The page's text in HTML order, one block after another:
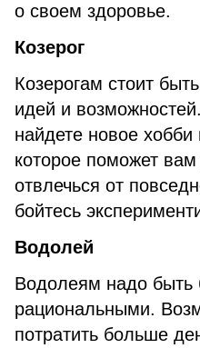
о своем здоровье.
Козерог
Козерогам стоит
идей и
найдете новое хобби
которое поможет вам
отвлечься от
бойтесь
Водолей
Водолеям надо быть
рациональными.
потратить больше